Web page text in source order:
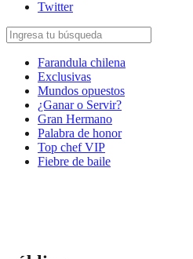
Twitter
Farandula chilena
Exclusivas
Mundos opuestos
¿Ganar o Servir?
Gran Hermano
Palabra de honor
Top chef VIP
Fiebre de baile